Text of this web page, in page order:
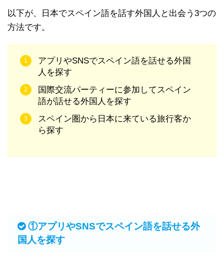
以下が、日本でスペイン語を話す外国人と出会う3つの
方法です。
アプリやSNSでスペイン語を話せる外国
人を探す
国際交流パーティーに参加してスペイン
語が話せる外国人を探す
スペイン圏から日本に来ている旅行客か
ら探す
①アプリやSNSでスペイン語を話せる外
国人を探す